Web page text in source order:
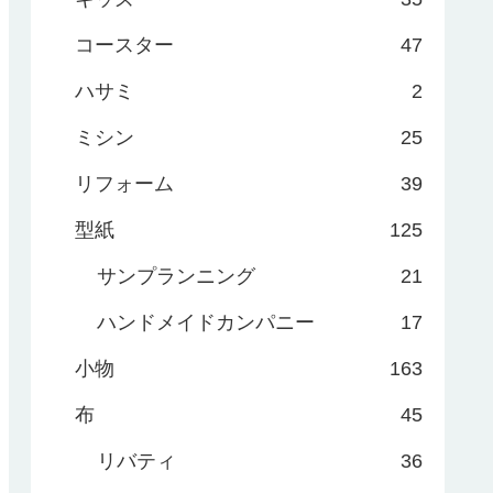
コースター 47
ハサミ 2
ミシン 25
リフォーム 39
型紙 125
サンプランニング 21
ハンドメイドカンパニー 17
小物 163
布 45
リバティ 36